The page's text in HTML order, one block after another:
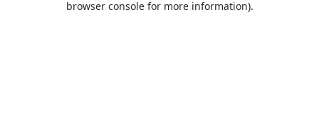
browser console for more information).